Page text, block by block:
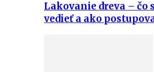
Lakovanie dreva – čo
vedieť a ako